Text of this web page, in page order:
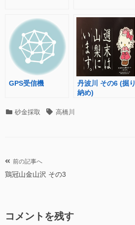
GPS受信機
丹波川 その6 (掘り
納め)
カ 砂金採取
タ 高橋川
投
稿
ゲ
前の記事へ
鶏冠山金山沢 その3
コメントを残す